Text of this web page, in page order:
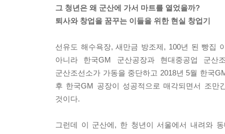
대리점 입장에서는 무반품 조건이라도 매출 규모
품률이 높지 않은 마트, 혹은 결제 조건이 좋은 마
--- p.93
남 대리는 호기롭게 사직서를 제출하고 사업을 하
꽤 잘되는 듯했다. 하지만 그리 오래지 않아 그가
포기했을까? 이 모범생이 사업하기 힘들었던 이유
그 청년은 왜 군산에 가서 마트를 열었을까?
퇴사와 창업을 꿈꾸는 이들을 위한 현실 창업기
선유도 해수욕장, 새만금 방조제, 100년 된 빵집
아니라 한국GM 군산공장과 현대중공업 군산
군산조선소가 가동을 중단하고 2018년 5월 한국
후 한국GM 공장이 성공적으로 매각되면서 조
것이다.
그런데 이 군산에, 한 청년이 서울에서 내려와